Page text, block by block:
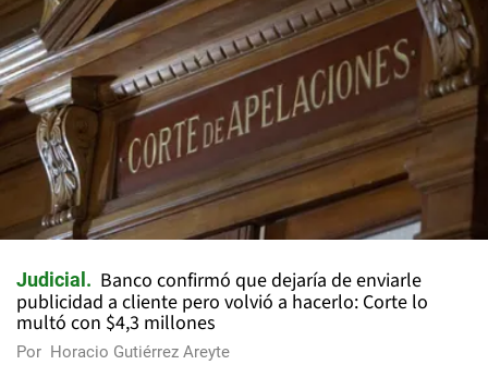
Judicial
Banco confirmó que dejaría de enviarle
publicidad a cliente pero volvió a hacerlo: Corte lo
multó con $4,3 millones
Por Horacio Gutiérrez Areyte